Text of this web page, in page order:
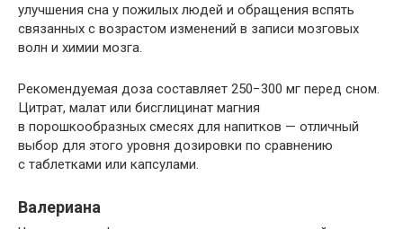
улучшения сна у пожилых людей и обращения вспять
связанных с возрастом изменений в записи мозговых
волн и химии мозга.
Рекомендуемая доза составляет 250−300 мг перед сном.
Цитрат, малат или бисглицинат магния
в порошкообразных смесях для напитков — отличный
выбор для этого уровня дозировки по сравнению
с таблетками или капсулами.
Валериана